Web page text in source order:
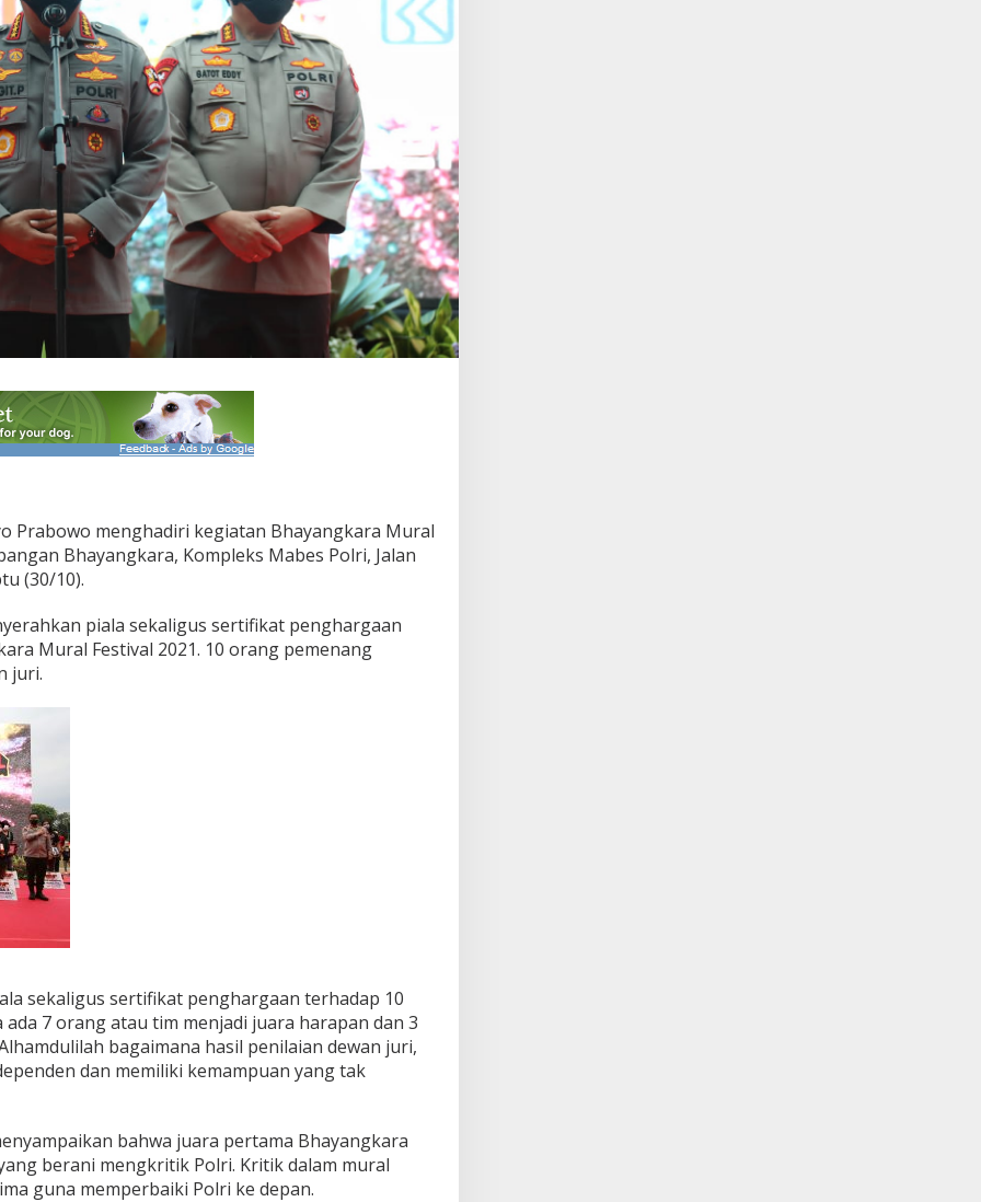
Prabowo menghadiri kegiatan Bhayangkara Mural
Bhayangkara, Kompleks Mabes Polri, Jalan
(30/10).
piala sekaligus sertifikat penghargaan
Mural Festival 2021. 10 orang pemenang
juri.
sekaligus sertifikat penghargaan terhadap 10
7 orang atau tim menjadi juara harapan dan 3
bagaimana hasil penilaian dewan juri,
dan memiliki kemampuan yang tak
bahwa juara pertama Bhayangkara
berani mengkritik Polri. Kritik dalam mural
guna memperbaiki Polri ke depan.